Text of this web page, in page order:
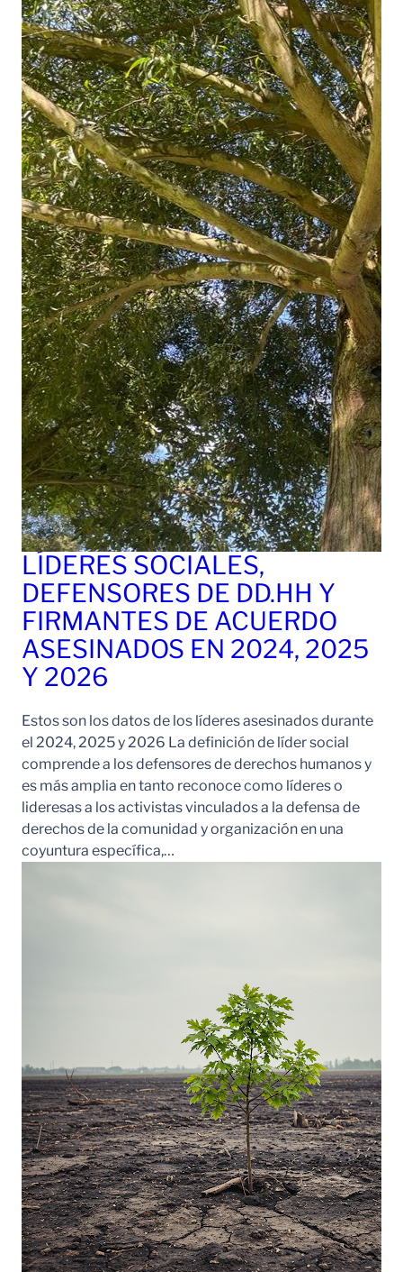
LÍDERES SOCIALES,
DEFENSORES DE DD.HH Y
FIRMANTES DE ACUERDO
ASESINADOS EN 2024, 2025
Y 2026
Estos son los datos de los líderes asesinados durante
el 2024, 2025 y 2026 La definición de líder social
comprende a los defensores de derechos humanos y
es más amplia en tanto reconoce como líderes o
lideresas a los activistas vinculados a la defensa de
derechos de la comunidad y organización en una
coyuntura específica,…